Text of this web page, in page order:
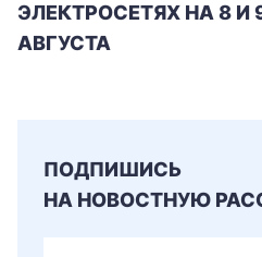
ЭЛЕКТРОСЕТЯХ НА 8 И
АВГУСТА
ПОДПИШИСЬ
НА НОВОСТНУЮ